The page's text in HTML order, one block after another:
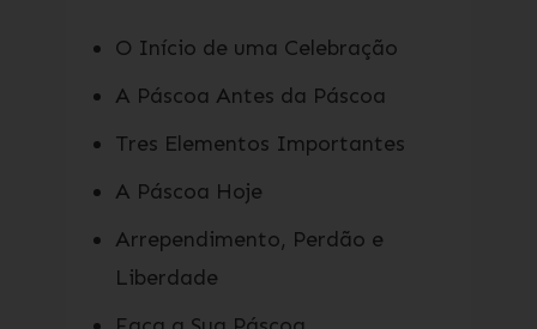
O Início de uma Celebração
A Páscoa Antes da Páscoa
Tres Elementos Importantes
A Páscoa Hoje
Arrependimento, Perdão e
Liberdade